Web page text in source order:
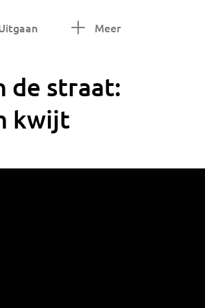
Meer
de straat:
kwijt